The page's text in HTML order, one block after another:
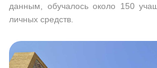
данным, обучалось около 150
личных средств.